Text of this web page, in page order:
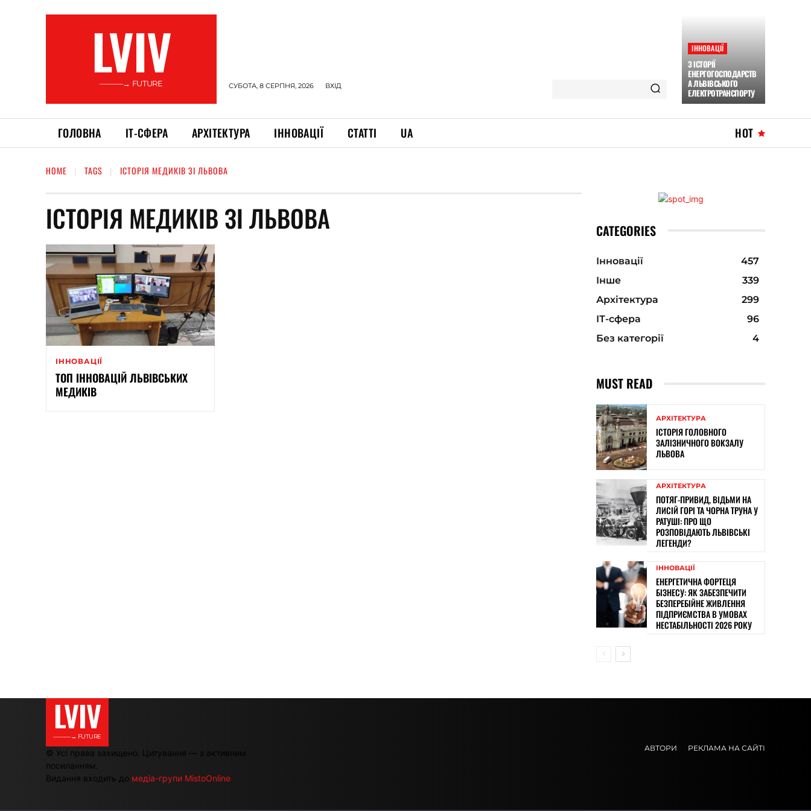
LVIV
———→ FUTURE СУБОТА, 8 СЕРПНЯ, 2026 ВХІД
ІННОВАЦІЇ
З ІСТОРІЇ
ЕНЕРГОГОСПОДАРСТВ
А ЛЬВІВСЬКОГО
ЕЛЕКТРОТРАНСПОРТУ
ГОЛОВНА ІТ-СФЕРА АРХІТЕКТУРА ІННОВАЦІЇ СТАТТІ UA HOT
HOME TAGS ІСТОРІЯ МЕДИКІВ ЗІ ЛЬВОВА
ІСТОРІЯ МЕДИКІВ ЗІ ЛЬВОВА
ІННОВАЦІЇ
ТОП ІННОВАЦІЙ ЛЬВІВСЬКИХ
МЕДИКІВ
CATEGORIES
Інновації
457
Інше
339
Архітектура
299
ІТ-сфера
96
Без категорії
4
MUST READ
АРХІТЕКТУРА
ІСТОРІЯ ГОЛОВНОГО
ЗАЛІЗНИЧНОГО ВОКЗАЛУ
ЛЬВОВА
АРХІТЕКТУРА
ПОТЯГ-ПРИВИД, ВІДЬМИ НА
ЛИСІЙ ГОРІ ТА ЧОРНА ТРУНА У
РАТУШІ: ПРО ЩО
РОЗПОВІДАЮТЬ ЛЬВІВСЬКІ
ЛЕГЕНДИ?
ІННОВАЦІЇ
ЕНЕРГЕТИЧНА ФОРТЕЦЯ
БІЗНЕСУ: ЯК ЗАБЕЗПЕЧИТИ
БЕЗПЕРЕБІЙНЕ ЖИВЛЕННЯ
ПІДПРИЄМСТВА В УМОВАХ
НЕСТАБІЛЬНОСТІ 2026 РОКУ
LVIV
———→ FUTURE
© Усі права захищено. Цитування — з активним
посиланням.
Видання входить до медіа-групи MistoOnline
АВТОРИ РЕКЛАМА НА САЙТІ